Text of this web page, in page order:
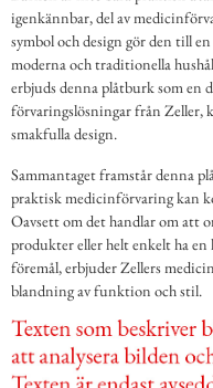
igenkännbar, del av
symbol och design gör den till
moderna och traditionella
erbjuds denna plåtburk som en
förvaringslösningar från Zeller,
smakfulla design.
Sammantaget framstår denna
praktisk medicinförvaring kan
Oavsett om det handlar om att
produkter eller helt enkelt ha
föremål, erbjuder Zellers
blandning av funktion och stil.